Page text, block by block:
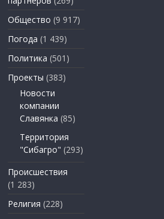
Общество (9 917)
Погода (1 439)
Политика (501)
Проекты (383)
Новости
компании
Славянка (85)
Территория
"Сибагро" (293)
Происшествия
(1 283)
Религия (228)